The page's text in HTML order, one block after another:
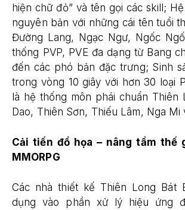
hiện chữ đỏ” và tên gọi các skill;
nguyên bản với những cái tên tuổi
Đường Lang, Ngạc Ngư, Ngốc
thống PVP, PVE đa dạng từ Bang
đến các phó bản đặc trưng; Sinh
trong vòng 10 giây với hơn 30 loại
là hệ thống môn phái chuẩn Thiên
Dao, Thiên Sơn, Thiếu Lâm, Nga Mi
Cải tiến đồ họa – nâng tầm thế
MMORPG
Các nhà thiết kế Thiên Long Bát
dụng vào phần xử lý hiệu ứng